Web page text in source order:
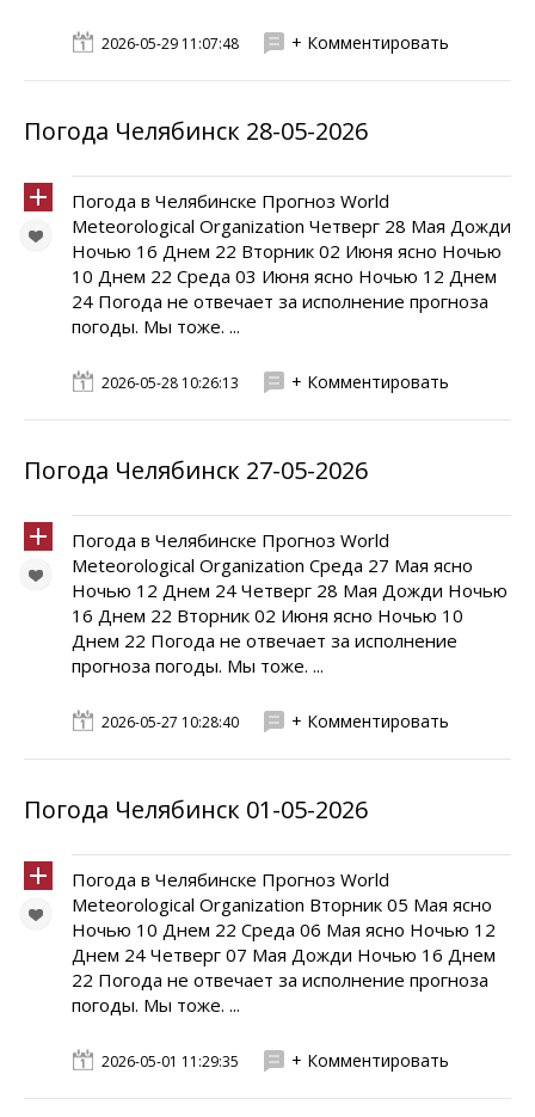
2026-05-29 11:07:48 + Комментировать
Погода Челябинск 28-05-2026
Погода в Челябинске Прогноз World
Meteorological Organization Четверг 28 Мая Дожди
Ночью 16 Днем 22 Вторник 02 Июня ясно Ночью
10 Днем 22 Среда 03 Июня ясно Ночью 12 Днем
24 Погода не отвечает за исполнение прогноза
погоды. Мы тоже. ...
2026-05-28 10:26:13 + Комментировать
Погода Челябинск 27-05-2026
Погода в Челябинске Прогноз World
Meteorological Organization Среда 27 Мая ясно
Ночью 12 Днем 24 Четверг 28 Мая Дожди Ночью
16 Днем 22 Вторник 02 Июня ясно Ночью 10
Днем 22 Погода не отвечает за исполнение
прогноза погоды. Мы тоже. ...
2026-05-27 10:28:40 + Комментировать
Погода Челябинск 01-05-2026
Погода в Челябинске Прогноз World
Meteorological Organization Вторник 05 Мая ясно
Ночью 10 Днем 22 Среда 06 Мая ясно Ночью 12
Днем 24 Четверг 07 Мая Дожди Ночью 16 Днем
22 Погода не отвечает за исполнение прогноза
погоды. Мы тоже. ...
2026-05-01 11:29:35 + Комментировать